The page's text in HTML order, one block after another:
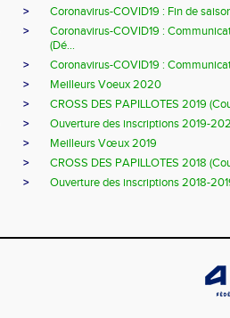
>
Coronavirus-COVID19 : Fin de
>
Coronavirus-COVID19 :
(Dé...
>
Coronavirus-COVID19 :
>
Meilleurs Voeux 2020
>
CROSS DES PAPILLOTES 2019
>
Ouverture des inscriptions 2019-
>
Meilleurs Vœux 2019
>
CROSS DES PAPILLOTES 2018
> Ouverture des inscriptions 2018-